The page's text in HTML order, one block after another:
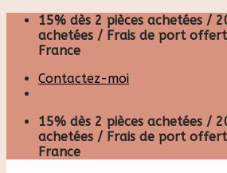
Skip
content
15% dès 2 pièces achetées /
achetées / Frais de port
France
Contactez-moi
15% dès 2 pièces achetées /
achetées / Frais de port
France